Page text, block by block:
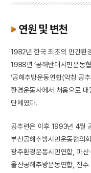
연원 및 변천
1982년 한국 최초의 민간환
1988년 ‘공해반대시민운동
‘공해추방운동연합(약칭 공
환경운동사에서 처음으로
단체였다.
공추련은 이후 1993년 4월
부산공해추방시민운동협의
광주환경운동시민연합, 마산
울산공해추방운동연합, 진주